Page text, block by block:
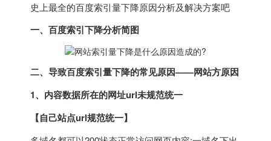
史上最全的百度索引量下降原因分析及解决方案吧
一、百度索引下降分析简图
二、导致百度索引量下降的常见原因——网站方原因
1、内容数据所在的网址url未规范统一
【自己站点url规范统一】